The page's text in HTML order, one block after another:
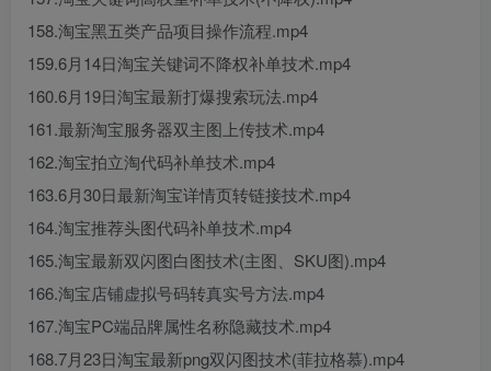
158.淘宝黑五类产品项目操作流程.mp4
159.6月14日淘宝关键词不降权补单技术.mp4
160.6月19日淘宝最新打爆搜索玩法.mp4
161.最新淘宝服务器双主图上传技术.mp4
162.淘宝拍立淘代码补单技术.mp4
163.6月30日最新淘宝详情页转链接技术.mp4
164.淘宝推荐头图代码补单技术.mp4
165.淘宝最新双闪图白图技术(主图、SKU图).mp4
166.淘宝店铺虚拟号码转真实号方法.mp4
167.淘宝PC端品牌属性名称隐藏技术.mp4
168.7月23日淘宝最新png双闪图技术(菲拉格慕).mp4